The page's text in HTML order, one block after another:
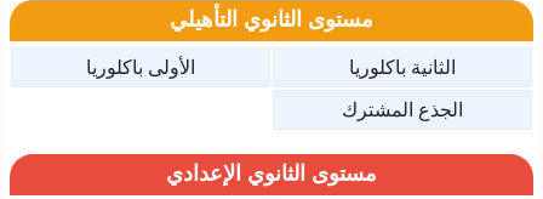
مستوى الثانوي التأهيلي
الثانية باكلوريا
الأولى باكلوريا
الجذع المشترك
مستوى الثانوي الإعدادي